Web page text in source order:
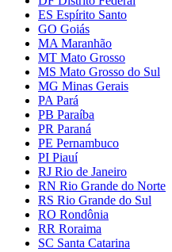
ES Espírito Santo
GO Goiás
MA Maranhão
MT Mato Grosso
MS Mato Grosso do Sul
MG Minas Gerais
PA Pará
PB Paraíba
PR Paraná
PE Pernambuco
PI Piauí
RJ Rio de Janeiro
RN Rio Grande do Norte
RS Rio Grande do Sul
RO Rondônia
RR Roraima
SC Santa Catarina